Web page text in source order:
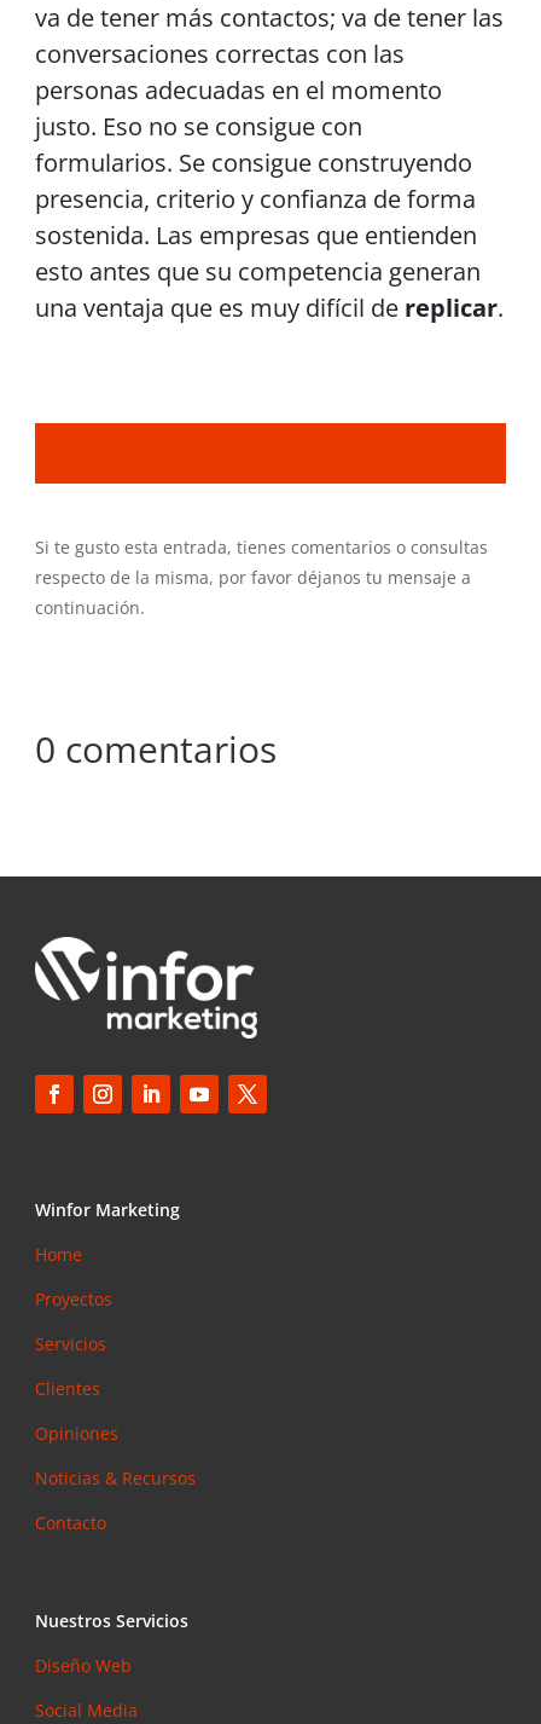
va de tener más contactos; va de tener las
conversaciones correctas con las
personas adecuadas en el momento
justo. Eso no se consigue con
formularios. Se consigue construyendo
presencia, criterio y confianza de forma
sostenida. Las empresas que entienden
esto antes que su competencia generan
una ventaja que es muy difícil de replicar.
Si te gusto esta entrada, tienes comentarios o consultas
respecto de la misma, por favor déjanos tu mensaje a
continuación.
0 comentarios
Winfor Marketing
Home
Proyectos
Servicios
Clientes
Opiniones
Noticias & Recursos
Contacto
Nuestros Servicios
Diseño Web
Social Media